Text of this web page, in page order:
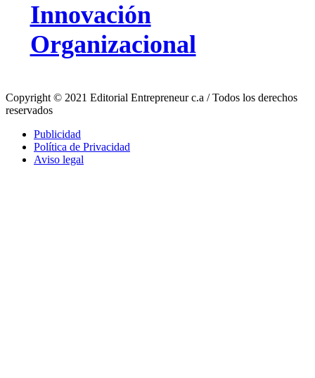
Innovación
Organizacional
Copyright © 2021 Editorial Entrepreneur c.a / Todos los derechos
reservados
Publicidad
Política de Privacidad
Aviso legal